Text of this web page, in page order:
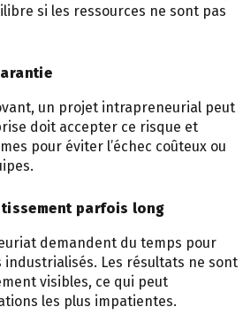
si les ressources ne sont pas
un projet intrapreneurial peut
doit accepter ce risque et
pour éviter l’échec coûteux ou
parfois long
demandent du temps pour
Les résultats ne sont
visibles, ce qui peut
les plus impatientes.